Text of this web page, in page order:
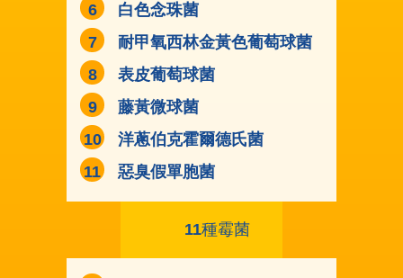
白色念珠菌
耐甲氧西林金黃色葡萄球菌
表皮葡萄球菌
藤黃微球菌
洋蔥伯克霍爾德氏菌
惡臭假單胞菌
11種霉菌